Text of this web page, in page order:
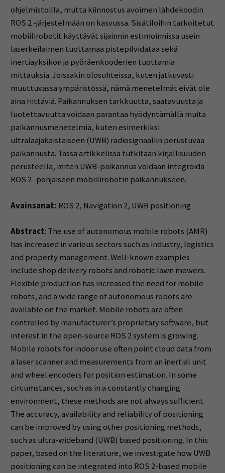
ohjelmistoilla, mutta kiinnostus avoimen lähdekoodin
ROS 2 -järjestelmään on kasvussa. Sisätiloihin tarkoitetut
mobiilirobotit käyttävät sijainnin estimoinnissa usein
laserkeilaimen tuottamaa pistepilvidataa sekä
inertiayksikön ja pyöräenkooderien tuottamia
mittauksia. Joissakin olosuhteissa, kuten jatkuvasti
muuttuvassa ympäristössä, nämä menetelmät eivät ole
aina riittäviä. Paikannuksen tarkkuutta, saatavuutta ja
luotettavuutta voidaan parantaa hyödyntämällä muita
paikannusmenetelmiä, kuten esimerkiksi
ultralaajakaistaiseen (UWB) radiosignaaliin perustuvaa
paikannusta. Tässä artikkelissa tutkitaan kirjallisuuden
perusteella, miten UWB-paikannus voidaan integroida
ROS 2 -pohjaiseen mobiilirobotin paikannukseen.
Avainsanat: ROS 2, Navigation 2, UWB positioning
Abstract: The use of autonomous mobile robots (AMR)
has increased in various sectors such as industry, logistics
and property management. Well-known examples
include shop delivery robots and robotic lawn mowers.
Flexible production has increased the need for mobile
robots, and a wide range of autonomous robots are
available on the market. Mobile robots are often
controlled by manufacturer’s proprietary software, but
interest in the open-source ROS 2 system is growing.
Mobile robots for indoor use often point cloud data from
a laser scanner and measurements from an inertial unit
and wheel encoders for position estimation. In some
circumstances, such as in a constantly changing
environment, these methods are not always sufficient.
The accuracy, availability and reliability of positioning
can be improved by using other positioning methods,
such as ultra-wideband (UWB) based positioning. In this
paper, based on the literature, we investigate how UWB
positioning can be integrated into ROS 2-based mobile